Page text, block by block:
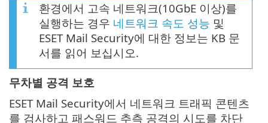
환경에서 고속 네트워크(10GbE 이상)를
실행하는 경우 네트워크 속도 성능 및
ESET Mail Security에 대한 정보는 KB 문
서를 읽어 보십시오.
무차별 공격 보호
ESET Mail Security에서 네트워크 트래픽 콘텐츠
를 검사하고 패스워드 추측 공격의 시도를 차단